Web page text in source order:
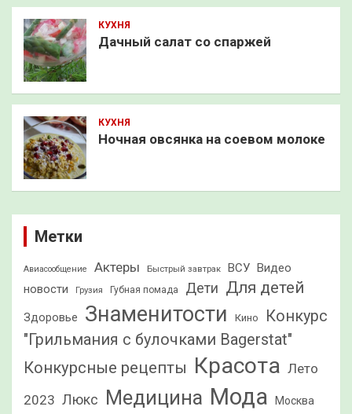
КУХНЯ
Дачный салат со спаржей
КУХНЯ
Ночная овсянка на соевом молоке
Метки
Авиасообщение Актеры Быстрый завтрак ВСУ Видео
новости
Грузия Губная помада Дети Для детей
Здоровье Знаменитости Кино
Конкурс
"Грильмания с булочками Bagerstat"
Конкурсные рецепты Красота Лето
2023 Люкс Медицина Мода Москва